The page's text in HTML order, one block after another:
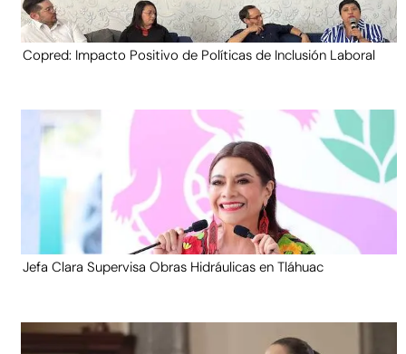
Copred: Impacto Positivo de Políticas de Inclusión Laboral
Jefa Clara Supervisa Obras Hidráulicas en Tláhuac